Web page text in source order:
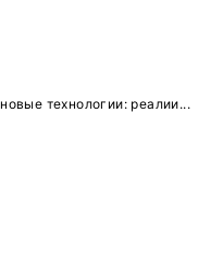
технологии: реалии...